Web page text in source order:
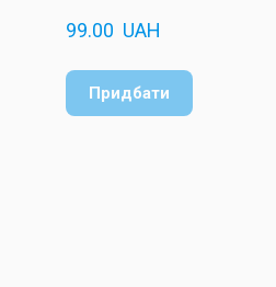
99.00  UAH
Придбати